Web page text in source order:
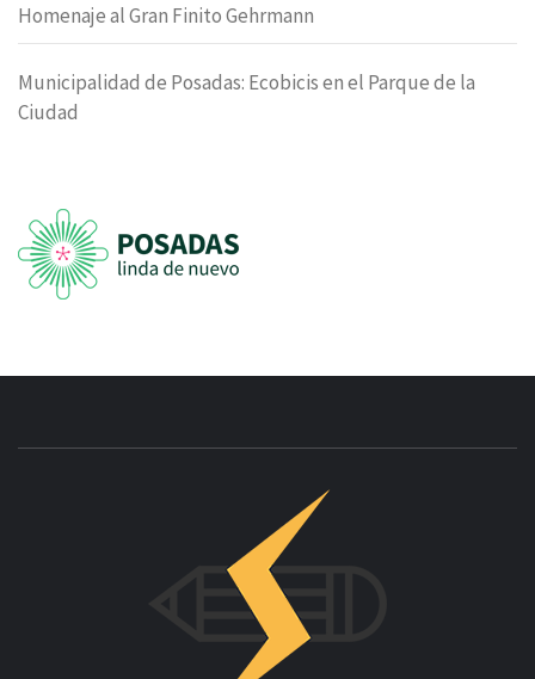
Homenaje al Gran Finito Gehrmann
Municipalidad de Posadas: Ecobicis en el Parque de la
Ciudad